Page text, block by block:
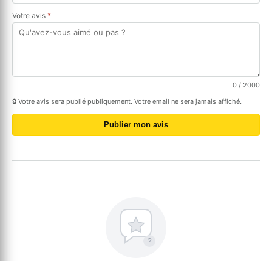
Votre avis *
0 / 2000
🔒 Votre avis sera publié publiquement. Votre email ne sera jamais affiché.
Publier mon avis
?